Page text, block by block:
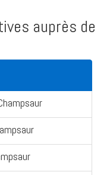
auprès de